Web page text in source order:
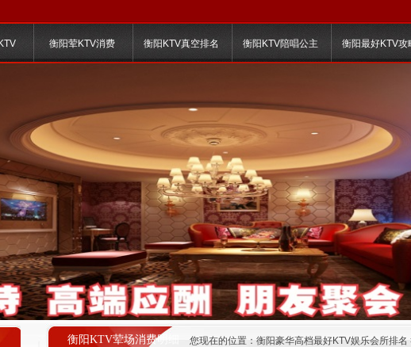
衡阳荤KTV消费 衡阳KTV真空排名 衡阳KTV陪唱公主 衡阳最好KTV攻
衡阳KTV荤场消费明细 您现在的位置： 衡阳豪华高档最好KTV娱乐会所排名